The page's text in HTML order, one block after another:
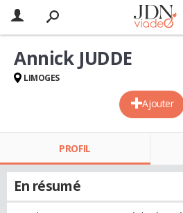
Ajouter
Annick JUDDE
LIMOGES
PROFIL
En résumé